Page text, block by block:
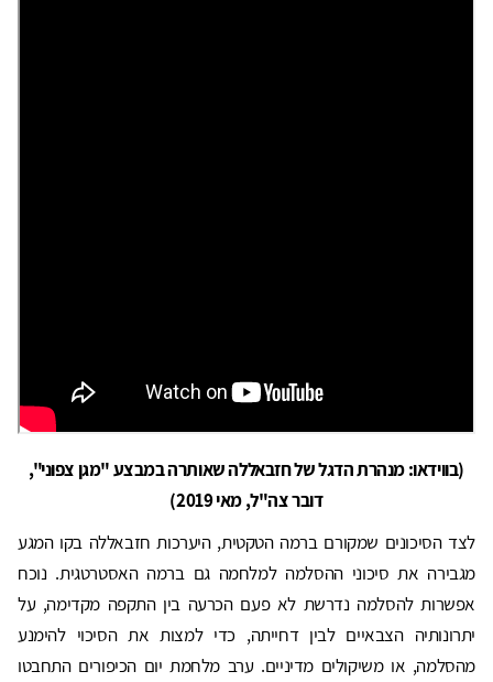
(בווידאו: מנהרת הדגל של חזבאללה שאותרה במבצע "מגן צפוני",
דובר צה"ל, מאי 2019)
לצד הסיכונים שמקורם ברמה הטקטית, היערכות חזבאללה בקו המגע
מגבירה את סיכוני ההסלמה למלחמה גם ברמה האסטרטגית. נוכח
אפשרות להסלמה נדרשת לא פעם הכרעה בין התקפה מקדימה, על
יתרונותיה הצבאיים לבין דחייתה, כדי למצות את הסיכוי להימנע
מהסלמה, או משיקולים מדיניים. ערב מלחמת יום הכיפורים התחבטו